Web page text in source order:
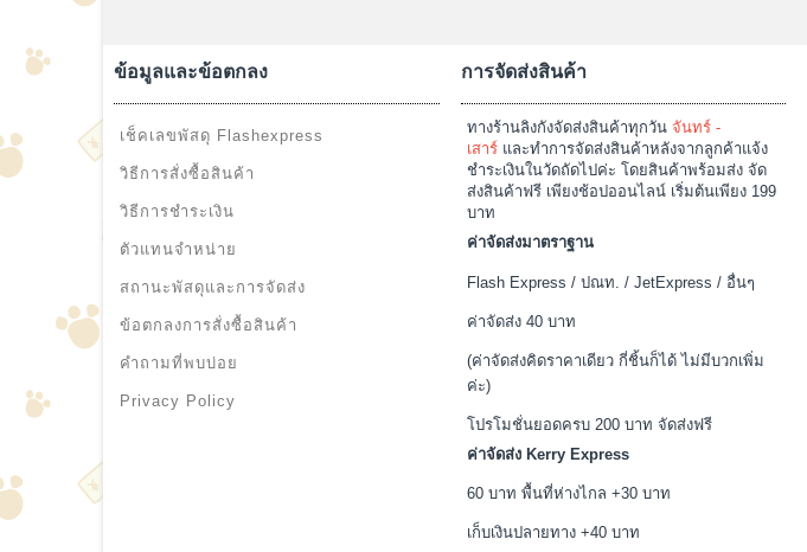
ข้อมูลและข้อตกลง
เช็คเลขพัสดุ Flashexpress
วิธีการสั่งซื้อสินค้า
วิธีการชำระเงิน
ตัวแทนจำหน่าย
สถานะพัสดุและการจัดส่ง
ข้อตกลงการสั่งซื้อสินค้า
คำถามที่พบบ่อย
Privacy Policy
การจัดส่งสินค้า
ทางร้านลิงกังจัดส่งสินค้าทุกวัน จันทร์ -
เสาร์และทำการจัดส่งสินค้าหลังจากลูกค้าแจ้ง
ชำระเงินในวัดถัดไปค่ะ โดยสินค้าพร้อมส่ง จัด
ส่งสินค้าฟรี เพียงช้อปออนไลน์ เริ่มต้นเพียง 199
บาท
ค่าจัดส่งมาตราฐาน
Flash Express / ปณท. / JetExpress / อื่นๆ
ค่าจัดส่ง 40 บาท
(ค่าจัดส่งคิดราคาเดียว กี่ชิ้นก็ได้ ไม่มีบวกเพิ่ม
ค่ะ)
โปรโมชั่นยอดครบ 200 บาท จัดส่งฟรี
ค่าจัดส่ง Kerry Express
60 บาท พื้นที่ห่างไกล +30 บาท
เก็บเงินปลายทาง +40 บาท